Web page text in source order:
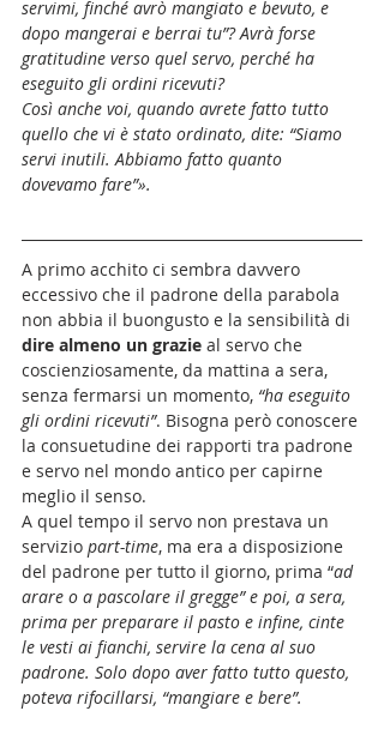
servimi, finché avrò mangiato e bevuto, e
dopo mangerai e berrai tu”? Avrà forse
gratitudine verso quel servo, perché ha
eseguito gli ordini ricevuti?
Così anche voi, quando avrete fatto tutto
quello che vi è stato ordinato, dite: “Siamo
servi inutili. Abbiamo fatto quanto
dovevamo fare”».
A primo acchito ci sembra davvero
eccessivo che il padrone della parabola
non abbia il buongusto e la sensibilità di
dire almeno un grazie al servo che
coscienziosamente, da mattina a sera,
senza fermarsi un momento, “ha eseguito
gli ordini ricevuti”. Bisogna però conoscere
la consuetudine dei rapporti tra padrone
e servo nel mondo antico per capirne
meglio il senso.
A quel tempo il servo non prestava un
servizio part-time, ma era a disposizione
del padrone per tutto il giorno, prima “ad
arare o a pascolare il gregge” e poi, a sera,
prima per preparare il pasto e infine, cinte
le vesti ai fianchi, servire la cena al suo
padrone. Solo dopo aver fatto tutto questo,
poteva rifocillarsi, “mangiare e bere”.